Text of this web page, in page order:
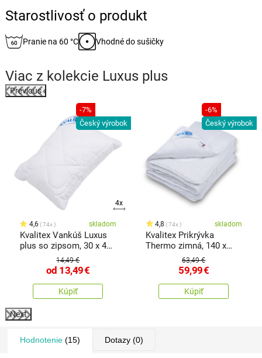
Starostlivosť o produkt
Pranie na 60 °C Vhodné do sušičky
Viac z kolekcie Luxus plus
Previous
-7%
Český výrobok
4x
4,6 74x skladom
Kvalitex Vankúš Luxus
plus so zipsom, 30 x 40
14,49 €
od 13,49€
Kúpiť
-6%
Český výrobok
4,8 74x skladom
Kvalitex Prikrývka
Thermo zimná, 140 x
63,49 €
59,99€
Kúpiť
Next
Hodnotenie(15) Dotazy(0)